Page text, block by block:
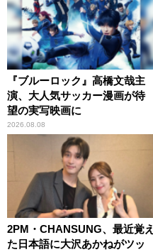
『ブルーロック』高橋文哉主
演、大人気サッカー漫画が待
望の実写映画に
2026.08.08
2PM・CHANSUNG、最近覚え
た日本語に大沢あかねがツッ